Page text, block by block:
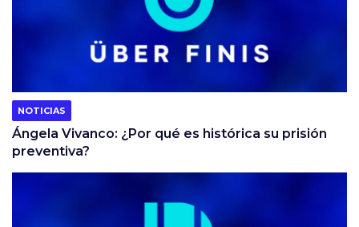
NOTICIAS
Ángela Vivanco: ¿Por qué es histórica su prisión
preventiva?